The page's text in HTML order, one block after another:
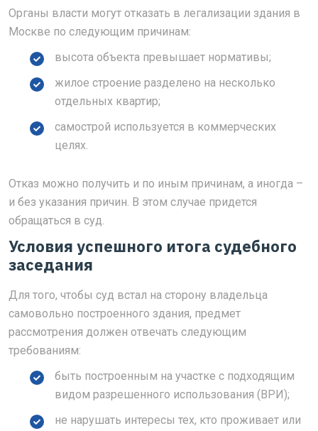
Органы власти могут отказать в легализации здания в
Москве по следующим причинам:
высота объекта превышает нормативы;
жилое строение разделено на несколько
отдельных квартир;
самострой используется в коммерческих
целях.
Отказ можно получить и по иным причинам, а иногда –
и без указания причин. В этом случае придется
обращаться в суд.
Условия успешного итога судебного
заседания
Для того, чтобы суд встал на сторону владельца
самовольно построенного здания, предмет
рассмотрения должен отвечать следующим
требованиям:
быть построенным на участке с подходящим
видом разрешенного использования (ВРИ);
не нарушать интересы тех, кто проживает или